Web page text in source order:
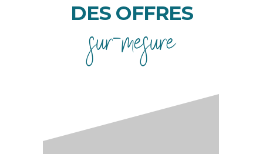
DES OFFRES
sur-mesure